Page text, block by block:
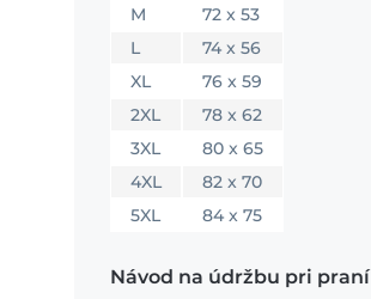
M
72 x 53
L
74 x 56
XL
76 x 59
2XL
78 x 62
3XL
80 x 65
4XL
82 x 70
5XL
84 x 75
Návod na údržbu pri praní